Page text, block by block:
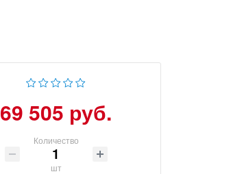
69 505 руб.
Количество
шт